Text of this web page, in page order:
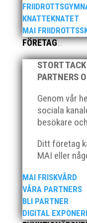
KNATTEKNATET
MAI
FÖRETAG
STORT
PARTNERS
Genom vår
sociala
besökare
Ditt företag
MAI eller
MAI FRISKVÅRD
VÅRA PARTNERS
BLI PARTNER
DIGITAL
Tillsammans med
folkrörelse för
OLYMPIC
BÖRJA HÄR!
och inspiration.
kommer till
testa friidrott.
skolklasser till
dagarna tas
drömmen om OS
IDROTT
SKAPAR
EN BÄTTRE